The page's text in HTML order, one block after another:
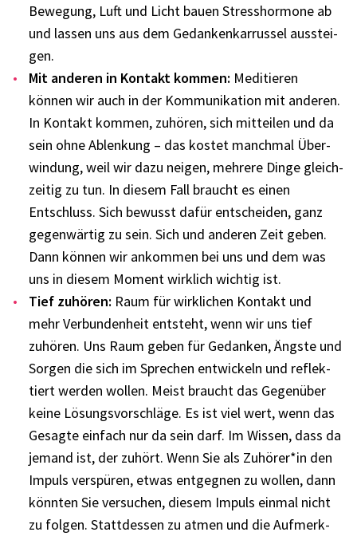
Bewe­gung, Luft und Licht bauen Stress­hor­mone ab
und lassen uns aus dem Gedan­ken­kar­rus­sel ausstei­
gen.
Mit ande­ren in Kontakt kommen: Medi­tie­ren
können wir auch in der Kommu­ni­ka­tion mit ande­ren.
In Kontakt kommen, zuhö­ren, sich mittei­len und da
sein ohne Ablen­kung – das kostet manch­mal Über­
win­dung, weil wir dazu neigen, mehrere Dinge gleich­
zei­tig zu tun. In diesem Fall braucht es einen
Entschluss. Sich bewusst dafür entschei­den, ganz
gegen­wär­tig zu sein. Sich und ande­ren Zeit geben.
Dann können wir ankom­men bei uns und dem was
uns in diesem Moment wirk­lich wich­tig ist.
Tief zuhö­ren: Raum für wirk­li­chen Kontakt und
mehr Verbun­den­heit entsteht, wenn wir uns tief
zuhö­ren. Uns Raum geben für Gedan­ken, Ängste und
Sorgen die sich im Spre­chen entwi­ckeln und reflek­
tiert werden wollen. Meist braucht das Gegen­über
keine Lösungs­vor­schläge. Es ist viel wert, wenn das
Gesagte einfach nur da sein darf. Im Wissen, dass da
jemand ist, der zuhört. Wenn Sie als Zuhörer*in den
Impuls verspü­ren, etwas entgeg­nen zu wollen, dann
könn­ten Sie versu­chen, diesem Impuls einmal nicht
zu folgen. Statt­des­sen zu atmen und die Aufmerk­